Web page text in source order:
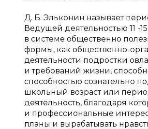
Д. Б. Эльконин называет
Ведущей деятельностью 11 -
в системе общественно
формы, как общественно-
деятельности подростки
и требований жизни,
способностью сознательно
школьный возраст или
деятельность, благодаря
и профессиональные
планы и вырабатывать